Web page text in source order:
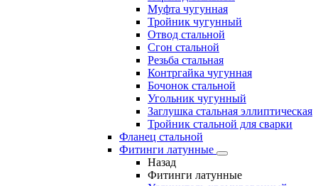
Муфта чугунная
Тройник чугунный
Отвод стальной
Сгон стальной
Резьба стальная
Контргайка чугунная
Бочонок стальной
Угольник чугунный
Заглушка стальная эллиптическая
Тройник стальной для сварки
Фланец стальной
Фитинги латунные
Назад
Фитинги латунные